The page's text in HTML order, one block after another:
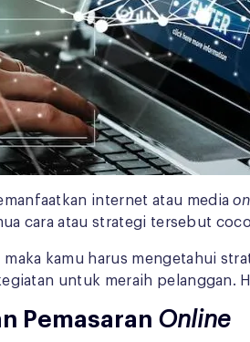
internet atau media
cara atau strategi tersebut
kamu harus mengetahui
untuk meraih pelanggan.
Pemasaran Online